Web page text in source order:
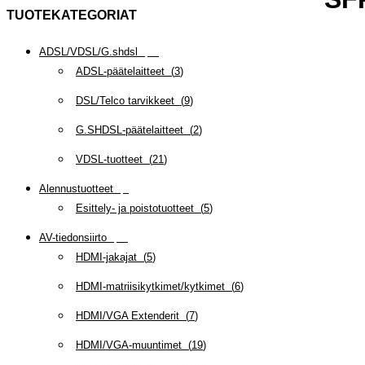
TUOTEKATEGORIAT
ADSL/VDSL/G.shdsl
ADSL-päätelaitteet (3)
DSL/Telco tarvikkeet (9)
G.SHDSL-päätelaitteet (2)
VDSL-tuotteet (21)
Alennustuotteet
Esittely- ja poistotuotteet (5)
AV-tiedonsiirto
HDMI-jakajat (5)
HDMI-matriisikytkimet/kytkimet (6)
HDMI/VGA Extenderit (7)
HDMI/VGA-muuntimet (19)